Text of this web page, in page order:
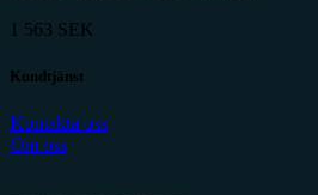
1 563 SEK
Kundtjänst
Kontakta oss
Om oss